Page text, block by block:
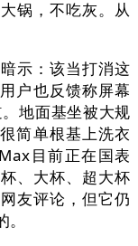
锅，不吃灰。从
示：该当打消这
户也反馈称屏幕
地面基坐被大规
简单根基上洗衣
目前正在国表
、大杯、超大杯
友评论，但它仍